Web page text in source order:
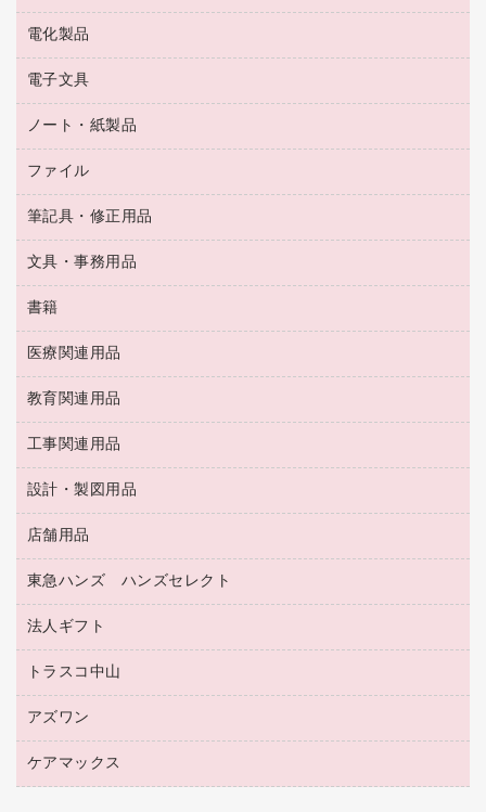
ハンドソープ・石鹸
トイレ用品
トイレ用洗剤
ティッシュペーパー
ダストボックス
タオル・アメニティ用品
スリッパ・サンダル・シューズ
スポーツ・レジャー用品
ゴミ袋
キッチン用品
食品添加物製品
ラミネートフィルム
ラミネータ
タイムレコーダー
シュレッダ
ＯＨＰ用品
テレビ・ＡＶ機器
電球・蛍光灯
乾電池・充電池
フィルム・カメラ用品
デスクライト
アルバム
電化製品
掃除機・クリーナー
空調・季節家電
その他電化製品
キッチン・調理家電
ＯＡタップ／延長コード
電子文具
電卓
ラベルテープ
その他電子文具
ノート・紙製品
封筒
粘着メモ
伝票
典礼用品
帳簿
額縁
各種用紙
ルーズリーフ
ファイル
名刺整理用品
板目表紙・綴込表紙
背幅が伸びるファイル
統一伝票用ファイル
収納保存用品
レターファイル
リングファイル
プレゼン用ファイル
ファイルボックス
パイプ式ファイル
その他ファイル
クリヤーホルダー
クリヤーブック（差替式）
クリヤーブック（固定式）
筆記具・修正用品
万年筆
筆ペン
消しゴム
修正液・修正ペン
修正テープ
鉛筆
マーキングペン（油性）
マーキングペン（水性）
ボールペン（油性）
ボールペン（ゲルインク）
シャープペンシル用替芯
文具・事務用品
輪ゴム
両面テープ
名札
保管・整理用品
壁面／足元収納
備品／小物ケース
透明テープ 事務用
電話台
針なしステープラー
紙めくり
裁断機
書籍
パソコンソフト
医療関連用品
保健用品
使い捨て手袋
感染症対策用品
介護用品
医療関連用品
教育関連用品
教育関連用品
工事関連用品
工事関連用品
屋外用品
設計・製図用品
設計・製図用品
店舗用品
店舗運営用品
陳列什器
紙手提げ袋
レジ・ポリ袋
ディスプレイ用品
カウンター／お会計用品
東急ハンズ ハンズセレクト
東急ハンズ
法人ギフト
高島屋
カウネットギフト
高島屋（食品・飲料）
カウネットギフト（食品・飲料）
トラスコ中山
建築・作業用品
アズワン
医療・介護用品（食品・飲料・食添製品）
ケアマックス